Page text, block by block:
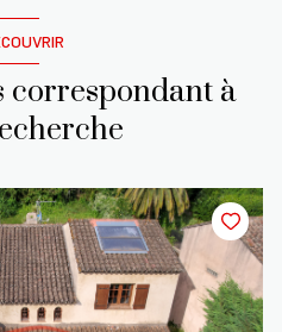
correspondant à